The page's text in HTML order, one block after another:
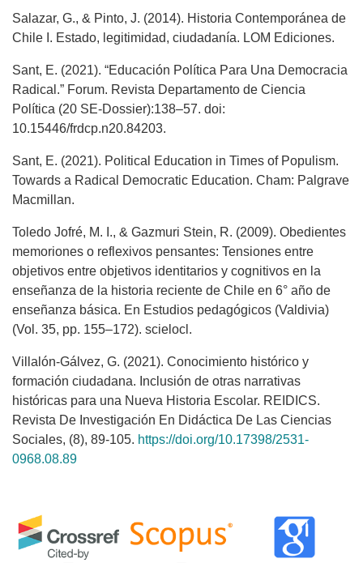
Salazar, G., & Pinto, J. (2014). Historia Contemporánea de
Chile I. Estado, legitimidad, ciudadanía. LOM Ediciones.
Sant, E. (2021). “Educación Política Para Una Democracia
Radical.” Forum. Revista Departamento de Ciencia
Política (20 SE-Dossier):138–57. doi:
10.15446/frdcp.n20.84203.
Sant, E. (2021). Political Education in Times of Populism.
Towards a Radical Democratic Education. Cham: Palgrave
Macmillan.
Toledo Jofré, M. I., & Gazmuri Stein, R. (2009). Obedientes
memoriones o reflexivos pensantes: Tensiones entre
objetivos entre objetivos identitarios y cognitivos en la
enseñanza de la historia reciente de Chile en 6° año de
enseñanza básica. En Estudios pedagógicos (Valdivia)
(Vol. 35, pp. 155–172). scielocl.
Villalón-Gálvez, G. (2021). Conocimiento histórico y
formación ciudadana. Inclusión de otras narrativas
históricas para una Nueva Historia Escolar. REIDICS.
Revista De Investigación En Didáctica De Las Ciencias
Sociales, (8), 89-105. https://doi.org/10.17398/2531-
0968.08.89